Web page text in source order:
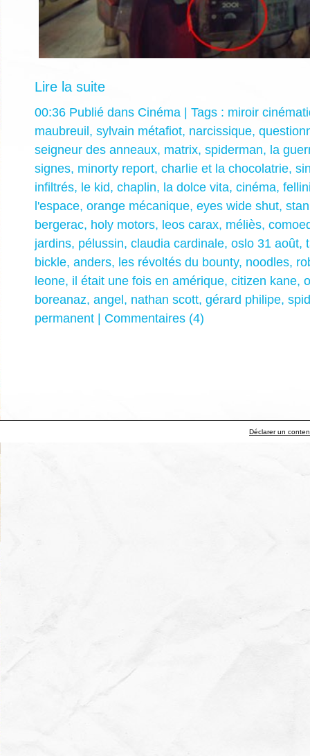
Lire la suite
00:36 Publié dans Cinéma | Tags : miroir
maubreuil , sylvain métafiot, narcissique,
seigneur des anneaux, matrix, spiderman, la
signes, minorty report, charlie et la chocolatrie,
infiltrés, le kid, chaplin, la dolce vita, cinéma,
l'espace, orange mécanique, eyes wide shut,
bergerac, holy motors, leos carax, méliès,
jardins, pélussin, claudia cardinale, oslo 31 août,
bickle, anders, les révoltés du bounty, noodles,
leone, il était une fois en amérique, citizen kane,
boreanaz, angel , nathan scott, gérard philipe,
permanent
Commentaires (4)
Déclarer un